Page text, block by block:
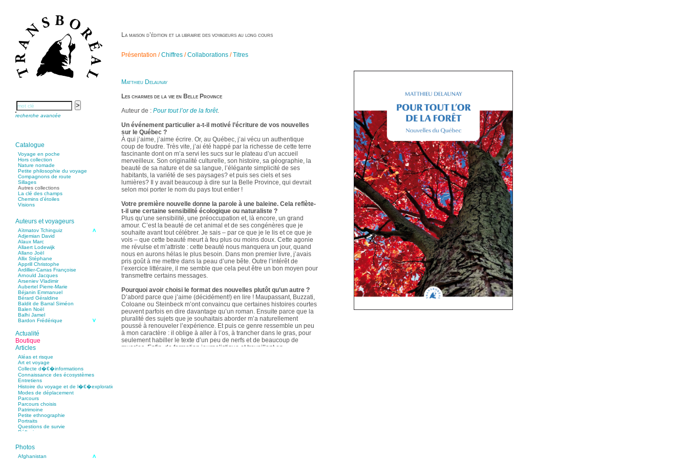
recherche avancée
Catalogue
Voyage en poche
Hors collection
Nature nomade
Petite philosophie du voyage
Compagnons de route
Sillages
Autres collections
La clé des champs
Chemins d’étoiles
Visions
Auteurs et voyageurs
Aïtmatov Tchinguiz
Adjemian David
Alaux Marc
Allaert Lodewijk
Allano Joël
Allix Stéphane
Apprill Christophe
Ardillier-Carras Françoise
Arnould Jacques
Arseniev Vladimir
Aubertel Pierre-Marie
Béjanin Emmanuel
Bérard Géraldine
Baldit de Barral Siméon
Balen Noël
Balhi Jamel
Bardon Frédérique
Bastide Fabien
Baudin Julie
Baujard Jacques
Bazin Sylvain
Bellanger Marc
Bellec Hervé
Belleville Régis
Benestar Géraldine
Benoist Yann
Bertrand Jordane
Bertrandy Antoine
Bezsonov Youri
Bideau Michel-Cosme
Billard Yannick
Blanchet Anne-Lise
Bluntzer Christophe
Bobin Mathieu
Boch Anne-Laure
Boch Julie
Boillot Henri
Bonnem Éric
Boudart Jean-Louis
Actualité
Boutique
Articles
Aléas et risque
Art et voyage
Collecte d�€�informations
Connaissance des écosystèmes
Entretiens
Histoire du voyage et de l�€�exploration
Modes de déplacement
Parcours
Parcours choisis
Patrimoine
Petite ethnographie
Portraits
Questions de survie
Réflexions
Photos
Afghanistan
La maison d’édition et la librairie des voyageurs au long cours
Présentation /Chiffres /Collaborations /Titres
Matthieu Delaunay
Les charmes de la vie en Belle Province
Auteur de : Pour tout l’or de la forêt.
Un événement particulier a-t-il motivé l’écriture de vos nouvelles
sur le Québec ?
À qui j’aime, j’aime écrire. Or, au Québec, j’ai vécu un authentique
coup de foudre. Très vite, j’ai été happé par la richesse de cette terre
fascinante dont on m’a servi les sucs sur le plateau d’un accueil
merveilleux. Son originalité culturelle, son histoire, sa géographie, la
beauté de sa nature et de sa langue, l’élégante simplicité de ses
habitants, la variété de ses paysages? et puis ses ciels et ses
lumières? Il y avait beaucoup à dire sur la Belle Province, qui devrait
selon moi porter le nom du pays tout entier !
Votre première nouvelle donne la parole à une baleine. Cela reflète-
t-il une certaine sensibilité écologique ou naturaliste ?
Plus qu’une sensibilité, une préoccupation et, là encore, un grand
amour. C’est la beauté de cet animal et de ses congénères que je
souhaite avant tout célébrer. Je sais – par ce que je le lis et ce que je
vois – que cette beauté meurt à feu plus ou moins doux. Cette agonie
me révulse et m’attriste : cette beauté nous manquera un jour, quand
nous en aurons hélas le plus besoin. Dans mon premier livre, j’avais
pris goût à me mettre dans la peau d’une bête. Outre l’intérêt de
l’exercice littéraire, il me semble que cela peut être un bon moyen pour
transmettre certains messages.
Pourquoi avoir choisi le format des nouvelles plutôt qu’un autre ?
D’abord parce que j’aime (décidément!) en lire ! Maupassant, Buzzati,
Coloane ou Steinbeck m’ont convaincu que certaines histoires courtes
peuvent parfois en dire davantage qu’un roman. Ensuite parce que la
pluralité des sujets que je souhaitais aborder m’a naturellement
poussé à renouveler l’expérience. Et puis ce genre ressemble un peu
à mon caractère : il oblige à aller à l’os, à trancher dans le gras, pour
seulement habiller le texte d’un peu de nerfs et de beaucoup de
muscles. Enfin, de formation journalistique et travaillant en